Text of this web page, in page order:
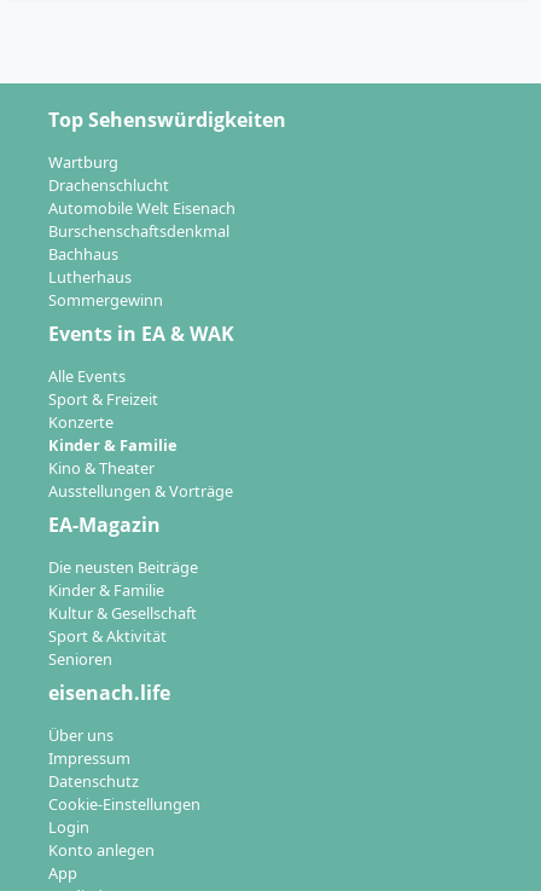
Top Sehenswürdigkeiten
Wartburg
Drachenschlucht
Automobile Welt Eisenach
Burschenschaftsdenkmal
Bachhaus
Lutherhaus
Sommergewinn
Events in EA & WAK
Alle Events
Sport & Freizeit
Konzerte
Kinder & Familie
Kino & Theater
Ausstellungen & Vorträge
EA-Magazin
Die neusten Beiträge
Kinder & Familie
Kultur & Gesellschaft
Sport & Aktivität
Senioren
eisenach.life
Über uns
Impressum
Datenschutz
Cookie-Einstellungen
Login
Konto anlegen
App